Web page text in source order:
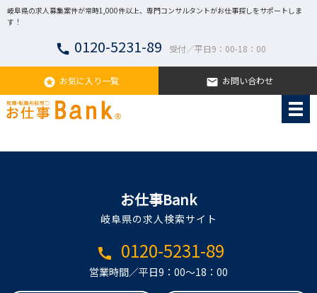
岐阜県の求人募集案件が常時1,000件以上、専門コンサルタントがお仕事探しをサポートしま
す！
call 0120-5231-89 受付／平日9：00-18：00
stars お気に入り一覧 email お問い合わせ
お仕事Bank
岐阜県の求人検索サイト
call 0120-5231-89
営業時間／平日9：00～18：00